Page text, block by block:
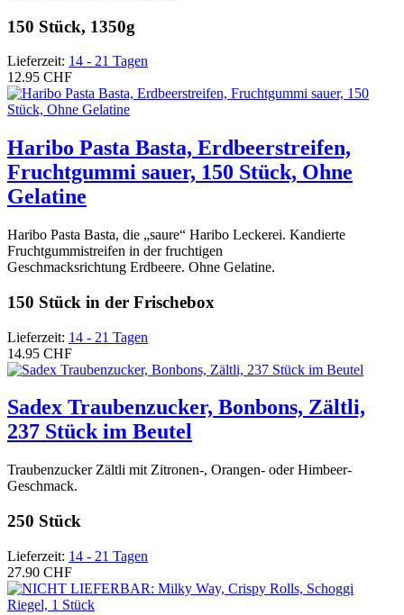
150 Stück, 1350g
Lieferzeit: 14 - 21 Tagen
12.95 CHF
Haribo Pasta Basta, Erdbeerstreifen,
Fruchtgummi sauer, 150 Stück, Ohne
Gelatine
Haribo Pasta Basta, die „saure“ Haribo Leckerei. Kandierte
Fruchtgummistreifen in der fruchtigen
Geschmacksrichtung Erdbeere. Ohne Gelatine.
150 Stück in der Frischebox
Lieferzeit: 14 - 21 Tagen
14.95 CHF
Sadex Traubenzucker, Bonbons, Zältli,
237 Stück im Beutel
Traubenzucker Zältli mit Zitronen-, Orangen- oder Himbeer-
Geschmack.
250 Stück
Lieferzeit: 14 - 21 Tagen
27.90 CHF